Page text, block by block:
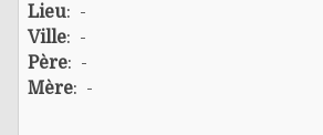
Lieu: -
Ville: -
Père: -
Mère: -